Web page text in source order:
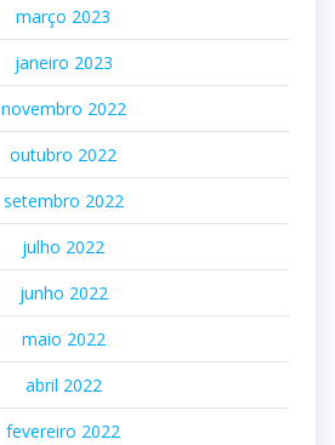
março 2023
janeiro 2023
novembro 2022
outubro 2022
setembro 2022
julho 2022
junho 2022
maio 2022
abril 2022
fevereiro 2022